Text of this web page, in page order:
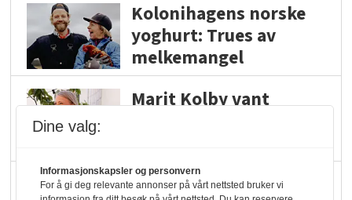
Kolonihagens norske
yoghurt: Trues av
melkemangel
Marit Kolby vant
Blir enklere å velge
Dine valg:
Informasjonskapsler og personvern
For å gi deg relevante annonser på vårt nettsted bruker vi